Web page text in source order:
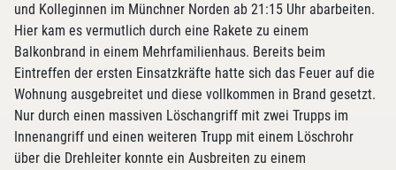
und Kolleginnen im Münchner Norden ab 21:15 Uhr abarbeiten.
Hier kam es vermutlich durch eine Rakete zu einem
Balkonbrand in einem Mehrfamilienhaus. Bereits beim
Eintreffen der ersten Einsatzkräfte hatte sich das Feuer auf die
Wohnung ausgebreitet und diese vollkommen in Brand gesetzt.
Nur durch einen massiven Löschangriff mit zwei Trupps im
Innenangriff und einen weiteren Trupp mit einem Löschrohr
über die Drehleiter konnte ein Ausbreiten zu einem